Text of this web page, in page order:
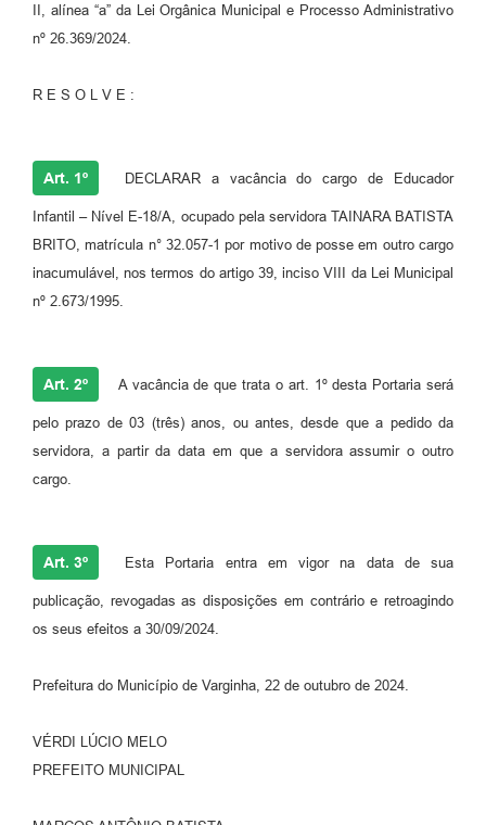
II, alínea “a” da Lei Orgânica Municipal e Processo Administrativo
nº 26.369/2024.
R E S O L V E :
Art. 1º DECLARAR a vacância do cargo de Educador
Infantil – Nível E-18/A, ocupado pela servidora TAINARA BATISTA
BRITO, matrícula n° 32.057-1 por motivo de posse em outro cargo
inacumulável, nos termos do artigo 39, inciso VIII da Lei Municipal
nº 2.673/1995.
Art. 2º A vacância de que trata o art. 1º desta Portaria será
pelo prazo de 03 (três) anos, ou antes, desde que a pedido da
servidora, a partir da data em que a servidora assumir o outro
cargo.
Art. 3º Esta Portaria entra em vigor na data de sua
publicação, revogadas as disposições em contrário e retroagindo
os seus efeitos a 30/09/2024.
Prefeitura do Município de Varginha, 22 de outubro de 2024.
VÉRDI LÚCIO MELO
PREFEITO MUNICIPAL